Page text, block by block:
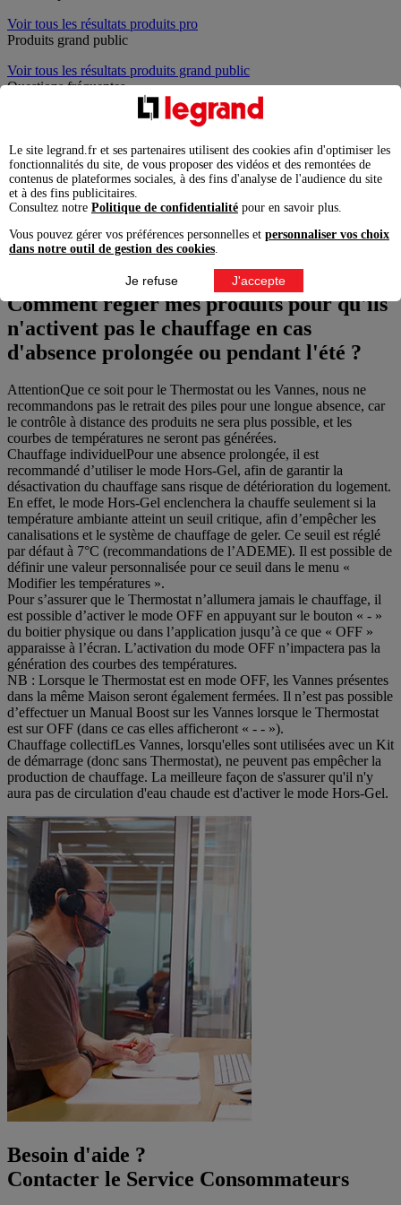
Voir tous les résultats produits pro
Produits grand public
Voir tous les résultats produits grand public
Questions fréquentes
Voir tous
Rechercher en scannant un code-barre Cliquer ici
fermer
Questions fréquentes
Comment régler mes produits pour qu'ils n'activent pas le
chauffage en cas d'absence prolongée ou pendant l'été ?
Comment régler mes produits pour qu'ils
n'activent pas le chauffage en cas
d'absence prolongée ou pendant l'été ?
AttentionQue ce soit pour le Thermostat ou les Vannes, nous ne
recommandons pas le retrait des piles pour une longue absence, car
le contrôle à distance des produits ne sera plus possible, et les
courbes de températures ne seront pas générées.
Chauffage individuelPour une absence prolongée, il est
recommandé d’utiliser le mode Hors-Gel, afin de garantir la
désactivation du chauffage sans risque de détérioration du logement.
En effet, le mode Hors-Gel enclenchera la chauffe seulement si la
température ambiante atteint un seuil critique, afin d’empêcher les
canalisations et le système de chauffage de geler. Ce seuil est réglé
par défaut à 7°C (recommandations de l’ADEME). Il est possible de
définir une valeur personnalisée pour ce seuil dans le menu «
Modifier les températures ».
Pour s’assurer que le Thermostat n’allumera jamais le chauffage, il
est possible d’activer le mode OFF en appuyant sur le bouton « - »
du boitier physique ou dans l’application jusqu’à ce que « OFF »
apparaisse à l’écran. L’activation du mode OFF n’impactera pas la
génération des courbes des températures.
NB : Lorsque le Thermostat est en mode OFF, les Vannes présentes
dans la même Maison seront également fermées. Il n’est pas possible
d’effectuer un Manual Boost sur les Vannes lorsque le Thermostat
est sur OFF (dans ce cas elles afficheront « - - »).
Chauffage collectifLes Vannes, lorsqu'elles sont utilisées avec un Kit
de démarrage (donc sans Thermostat), ne peuvent pas empêcher la
production de chauffage. La meilleure façon de s'assurer qu'il n'y
aura pas de circulation d'eau chaude est d'activer le mode Hors-Gel.
Besoin d'aide ?
Contacter le Service Consommateurs
Le site legrand.fr et ses partenaires utilisent des cookies afin d'optimiser les
fonctionnalités du site, de vous proposer des vidéos et des remontées de
contenus de plateformes sociales, à des fins d'analyse de l'audience du site
et à des fins publicitaires.
Consultez notre Politique de confidentialité pour en savoir plus.
Vous pouvez gérer vos préférences personnelles et personnaliser vos choix
dans notre outil de gestion des cookies.
Je refuse J'accepte